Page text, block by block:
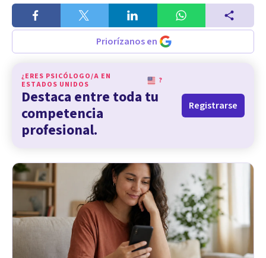
Priorízanos en
¿ERES PSICÓLOGO/A EN
ESTADOS UNIDOS
?
Destaca entre toda tu
competencia
profesional.
Registrarse